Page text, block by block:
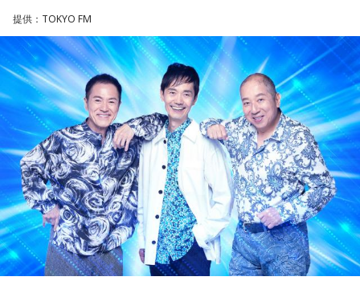
◆故郷・沖縄で味わう絶景とグルメ
沖縄を訪れたらぜひ足を運んでほしい場所として、ゴリさん
は国際通り近くの「せんべろ街」を紹介しました。「そこだ
け東南アジアの空気感もあるので、1つの場所で2つの旅行を
しているみたい」と、その独特の魅力を語ります。
なかでもおすすめとして挙げたのが「米仙」です。お酒3杯に
寿司5貫の組み合わせがリーズナブルな価格で楽しめ、「石垣
牛の握りが絶品」だと紹介。「炙りと生があるんですけど、
炙らないほうがおすすめです」と、地元ならではの楽しみ方
も教えてくれました。
さらに、「末廣ブルース」も外せない1軒です。建物のレトロ
感が魅力の豚串専門店で、「タンだとかハラミだとかハツ、
正解です。誰かとの会話から人生のヒントが見つかる予感
も。今日は気になる人に自分から連絡してみて。
【3位】天秤座（てんびん座）
今日から金星が天秤座へ！！あなた本来の魅力がグッと高ま
る時。人とのご縁にも恵まれやすく、嬉しいお誘いや出会い
があるかもしれません。少しおしゃれして人に会うのもおす
すめ。今日は鏡の前で「今の自分が好きなところ」を3つ見つ
けて褒めてみて！
【4位】射手座（いて座）
「もっと面白いことがしたい！」という気持ちが未来を動か
します。今までのやり方にこだわらず、楽しそうな方へ進ん
でみると思わぬ展開が待っていそう。少し大胆なくらいで
OK。今日はこの夏やりたいことを一つ予定に書き込んでみ
提供：TOKYO FM